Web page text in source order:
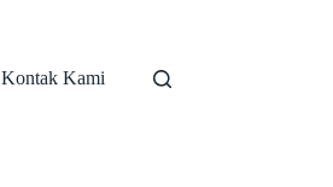
Kontak Kami